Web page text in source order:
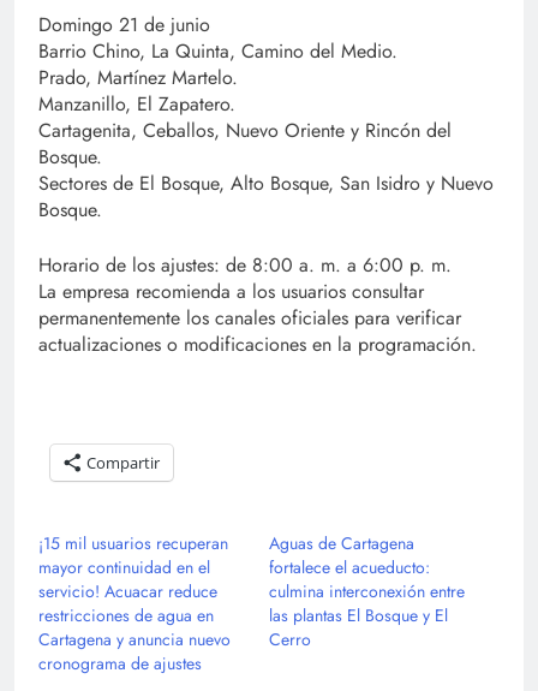
Domingo 21 de junio
Barrio Chino, La Quinta, Camino del Medio.
Prado, Martínez Martelo.
Manzanillo, El Zapatero.
Cartagenita, Ceballos, Nuevo Oriente y Rincón del
Bosque.
Sectores de El Bosque, Alto Bosque, San Isidro y Nuevo
Bosque.
Horario de los ajustes: de 8:00 a. m. a 6:00 p. m.
La empresa recomienda a los usuarios consultar
permanentemente los canales oficiales para verificar
actualizaciones o modificaciones en la programación.
Compartir
¡15 mil usuarios recuperan
mayor continuidad en el
servicio! Acuacar reduce
restricciones de agua en
Cartagena y anuncia nuevo
cronograma de ajustes
Aguas de Cartagena
fortalece el acueducto:
culmina interconexión entre
las plantas El Bosque y El
Cerro